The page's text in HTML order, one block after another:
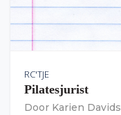
RC'TJE
Pilatesjurist
Door Karien Davids